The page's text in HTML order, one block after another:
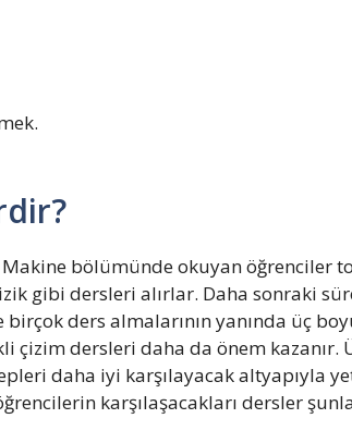
Makine bölümünde okuyan öğrenciler
gibi dersleri alırlar. Daha sonraki
ders almalarının yanında üç
çizim dersleri daha da önem
daha iyi karşılayacak altyapıyla
karşılaşacakları dersler